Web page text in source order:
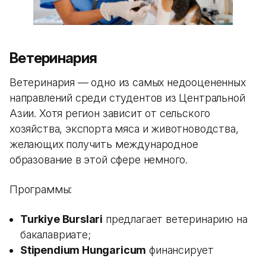
Ветеринария
Ветеринария — одно из самых недооцененных
направлений среди студентов из Центральной
Азии. Хотя регион зависит от сельского
хозяйства, экспорта мяса и животноводства,
желающих получить международное
образование в этой сфере немного.
Программы:
Turkiye Burslari предлагает ветеринарию на
бакалавриате;
Stipendium Hungaricum финансирует